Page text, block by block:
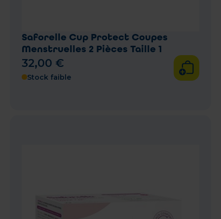
Saforelle Cup Protect Coupes
Menstruelles 2 Pièces Taille 1
32,00 €
Stock faible